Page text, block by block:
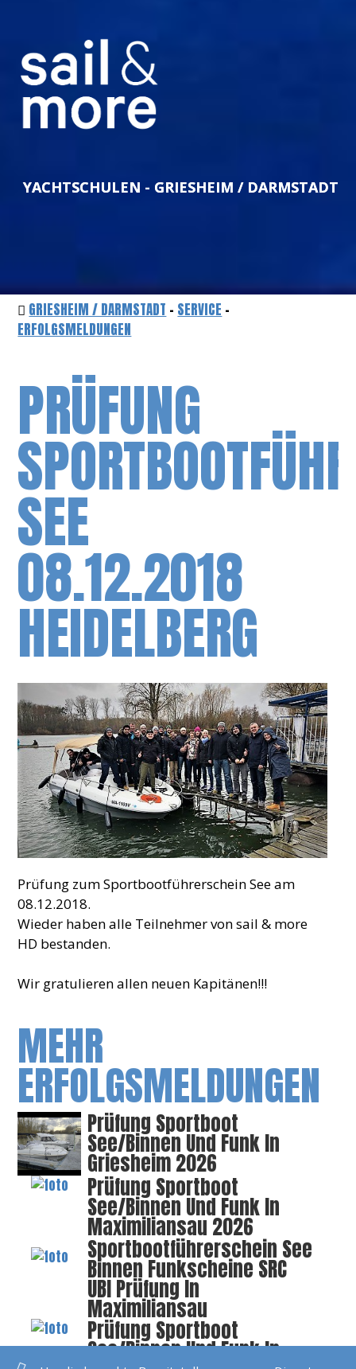
YACHTSCHULEN - GRIESHEIM / DARMSTADT
GRIESHEIM / DARMSTADT - SERVICE -
ERFOLGSMELDUNGEN
PRÜFUNG
SEE
08.12.2018
HEIDELBERG
Prüfung zum Sportbootführerschein See am
08.12.2018.
Wieder haben alle Teilnehmer von sail & more
HD bestanden.
Wir gratulieren allen neuen Kapitänen!!!
MEHR
ERFOLGSMELDUNGEN
Prüfung Sportboot
See/Binnen Und Funk In
Griesheim 2026
Prüfung Sportboot
See/Binnen Und Funk In
Maximiliansau 2026
Sportbootführerschein See
Binnen Funkscheine SRC
UBI Prüfung In
Maximiliansau
Prüfung Sportboot
See/Binnen Und Funk In